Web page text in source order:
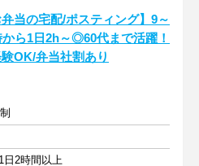
弁当の宅配/ポスティング】9～
から1日2h～◎60代まで活躍！
OK/弁当社割あり
日2時間以上